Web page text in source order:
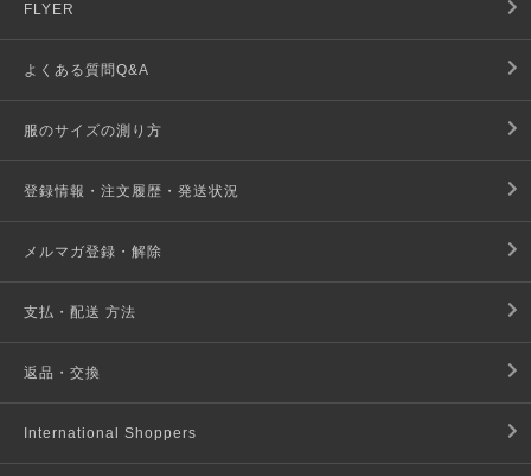
FLYER
よくある質問Q&A
服のサイズの測り方
登録情報・注文履歴・発送状況
メルマガ登録・解除
支払・配送 方法
返品・交換
International Shoppers